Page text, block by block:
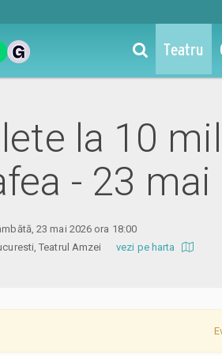
Teatru
la 10
- 23
23 mai 2026 ora 18:00
Teatrul Amzeivezi pe harta